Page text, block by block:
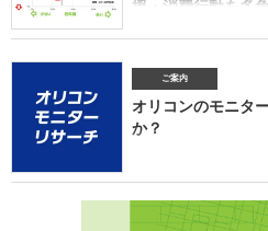
「2025年1～12月の期間に初めて好きになった音
らずっと好きというアーティストは対象外）」と
援・消費行動を多
日本のガールズグループ
グで鮮烈な初登場1位デビュー、アソビシステムか
LAB.所属のグループがSNSを通じて続々と台頭、
場としているXGの国内外での大旋風など活況をみ
ループ10組を対象とし、認知経路、イメージ、情
1月以降の配信開始楽曲でストリーミング累積
ご案内
オリコンのモニタ
か？
■アンケート専用のモニタ
テーションを基にした調査が可能生活意識や志向